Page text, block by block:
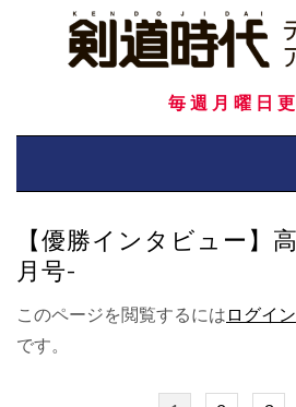
毎週月曜日
【優勝インタビュー】
月号-
このページを閲覧するには ログイン
です。